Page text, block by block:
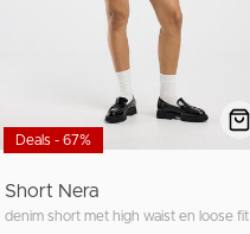
Deals - 67%
Short Nera
denim short met high waist en loose fit